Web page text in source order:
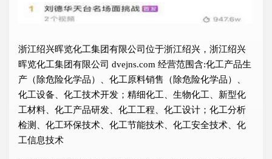
浙江绍兴晖览化工集团有限公司位于浙江绍兴，浙江绍兴
晖览化工集团有限公司 dvejns.com 经营范围含:化工产品生
产（除危险化学品）、化工原料销售（除危险化学品）、
化工设备、化工技术开发；精细化工、生物化工、新型化
工材料、化工产品研发、化工工程、化工设计；化工分析
检测、化工环保技术、化工节能技术、化工安全技术、化
工信息技术